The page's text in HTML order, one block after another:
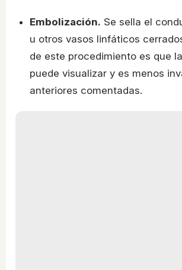
Embolización. Se sella el
u otros vasos linfáticos
de este procedimiento es que
puede visualizar y es menos
anteriores comentadas.